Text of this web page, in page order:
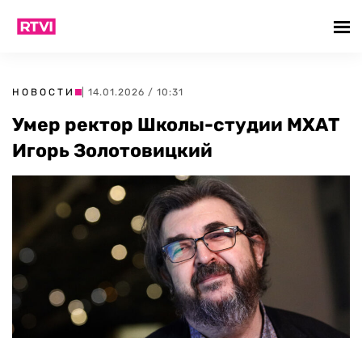
НОВОСТИ | 14.01.2026 / 10:31
Умер ректор Школы-студии МХАТ
Игорь Золотовицкий